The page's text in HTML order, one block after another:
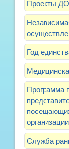
Проекты
Год
Программа
организации
Служба